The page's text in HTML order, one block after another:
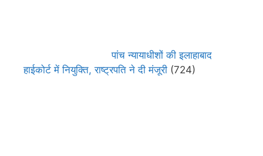
पांच न्यायाधीशों की इलाहाबाद
हाईकोर्ट में नियुक्ति, राष्ट्रपति ने दी मंजूरी (724)